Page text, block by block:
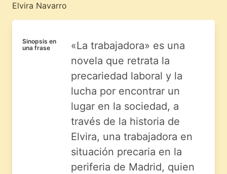
Elvira Navarro
Sinopsis en
una frase
«La trabajadora» es una
novela que retrata la
precariedad laboral y la
lucha por encontrar un
lugar en la sociedad, a
través de la historia de
Elvira, una trabajadora en
situación precaria en la
periferia de Madrid, quien